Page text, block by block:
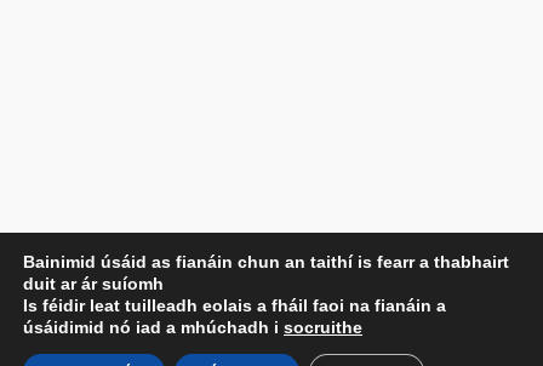
Príobháideachas
Beartas Príobháideachais
Téarmaí agus Coinníollacha
Bainimid úsáid as fianáin chun an taithí is fearr a thabhairt
duit ar ár suíomh
Is féidir leat tuilleadh eolais a fháil faoi na fianáin a
úsáidimid nó iad a mhúchadh i socruithe